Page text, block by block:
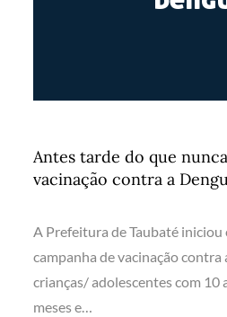
Antes tarde do que
vacinação contra a
A Prefeitura de Taubaté
campanha de vacinação contra
crianças/ adolescentes com 10
meses e…